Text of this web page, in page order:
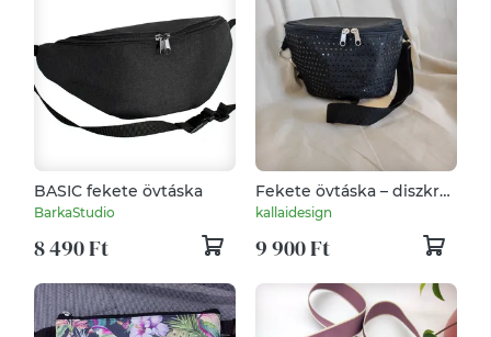
BASIC fekete övtáska
BarkaStudio
8 490 Ft
Fekete övtáska – diszkrét
csillogás
kallaidesign
9 900 Ft